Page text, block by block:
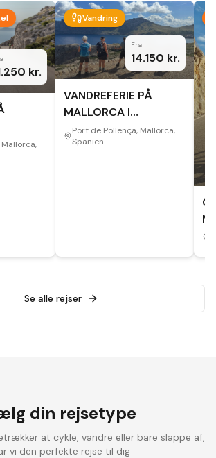
kr.
Vandring
Fra
14.150 kr.
VANDREFERIE PÅ
MALLORCA I
EFTERÅRET
Port de Pollença, Mallorca,
Spanien
Se alle rejser
din rejsetype
at cykle, vandre eller bare slappe af,
vi den perfekte rejse til dig